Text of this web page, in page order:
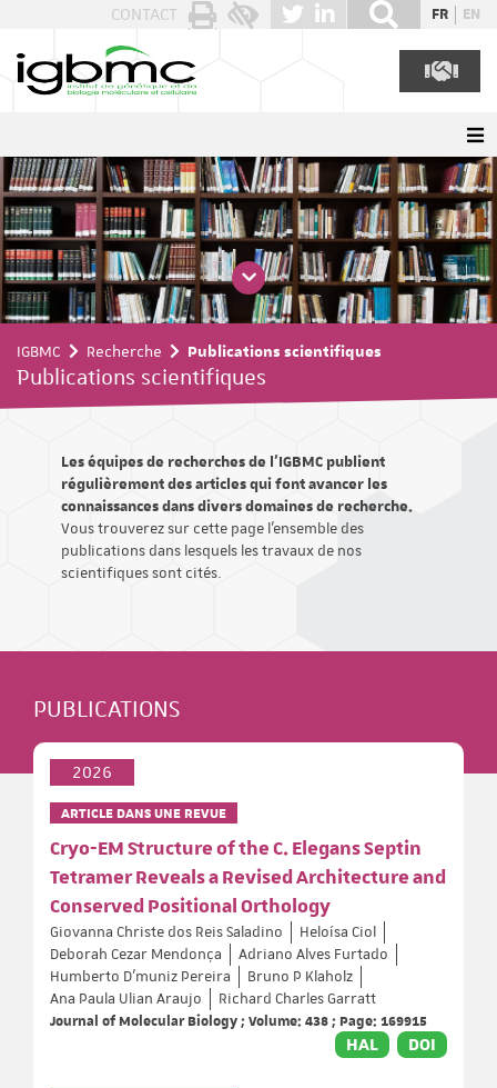
CONTACT FR EN
IGBMC Recherche Publications scientifiques
Publications scientifiques
Les équipes de recherches de l'IGBMC publient
régulièrement des articles qui font avancer les
connaissances dans divers domaines de recherche.
Vous trouverez sur cette page l'ensemble des
publications dans lesquels les travaux de nos
scientifiques sont cités.
PUBLICATIONS
2026
ARTICLE DANS UNE REVUE
Cryo-EM Structure of the C. Elegans Septin
Tetramer Reveals a Revised Architecture and
Conserved Positional Orthology
Giovanna Christe dos Reis Saladino
Heloísa Ciol
Deborah Cezar Mendonça
Adriano Alves Furtado
Humberto D’muniz Pereira
Bruno P Klaholz
Ana Paula Ulian Araujo
Richard Charles Garratt
Journal of Molecular Biology ; Volume: 438 ; Page: 169915
HAL DOI
Panneau de gestion des cookies